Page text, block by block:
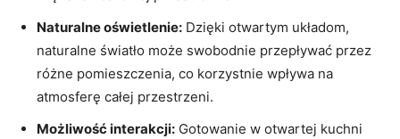
Naturalne oświetlenie: Dzięki otwartym układom,
naturalne światło może swobodnie przepływać przez
różne pomieszczenia, co korzystnie wpływa na
atmosferę całej przestrzeni.
Możliwość interakcji: Gotowanie w otwartej kuchni